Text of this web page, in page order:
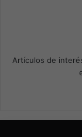
Artículos de